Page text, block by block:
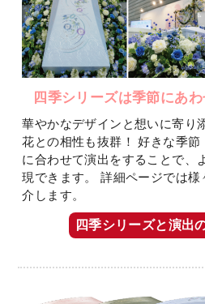
四季シリーズは季節にあ
華やかなデザインと想いに寄り
花との相性も抜群！ 好きな季節
に合わせて演出をすることで、
現できます。
詳細ページでは様
介します。
四季シリーズと演出